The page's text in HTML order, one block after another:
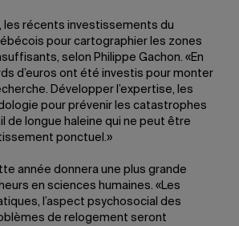
les récents investissements du
pour cartographier les zones
selon Philippe Gachon. «En
d’euros ont été investis pour monter
Développer l’expertise, les
pour prévenir les catastrophes
de longue haleine qui ne peut être
ponctuel.»
année donnera une plus grande
en sciences humaines. «Les
l’aspect psychosocial des
de relogement seront